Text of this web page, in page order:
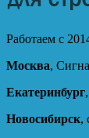
Работаем с
Москва,
Екатеринбург
Новосибирск,